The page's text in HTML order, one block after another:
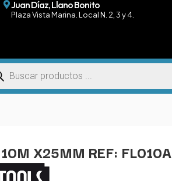
Juan Díaz, Llano Bonito
Plaza Vista Marina. Local N. 2, 3 y 4.
X25MM REF: FL010A